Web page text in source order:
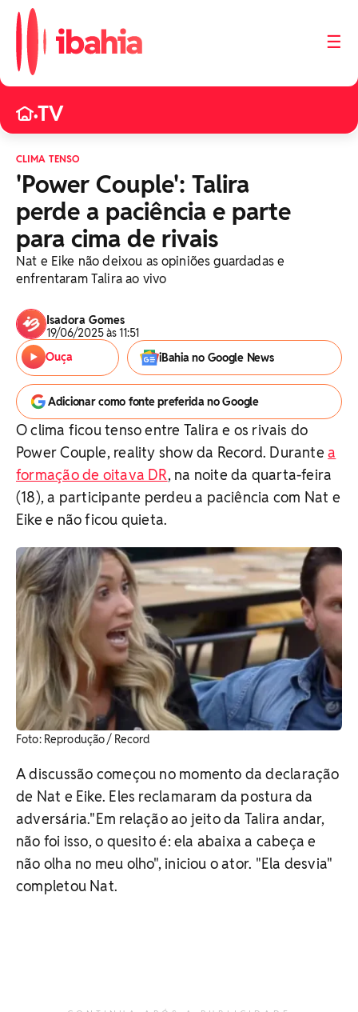
☰
•TV
CLIMA TENSO
'Power Couple': Talira
perde a paciência e parte
para cima de rivais
Nat e Eike não deixou as opiniões guardadas e
enfrentaram Talira ao vivo
Isadora Gomes
19/06/2025 às 11:51
Ouça
iBahia no Google News
Adicionar como fonte preferida no Google
O clima ficou tenso entre Talira e os rivais do
Power Couple, reality show da Record. Durantea
formação de oitava DR, na noite da quarta-feira
(18), a participante perdeu a paciência com Nat e
Eike e não ficou quieta.
​Foto: Reprodução / Record
A discussão começou no momento da declaração
de Nat e Eike. Eles reclamaram da postura da
adversária."Em relação ao jeito da Talira andar,
não foi isso, o quesito é: ela abaixa a cabeça e
não olha no meu olho", iniciou o ator. "Ela desvia"
completou Nat.